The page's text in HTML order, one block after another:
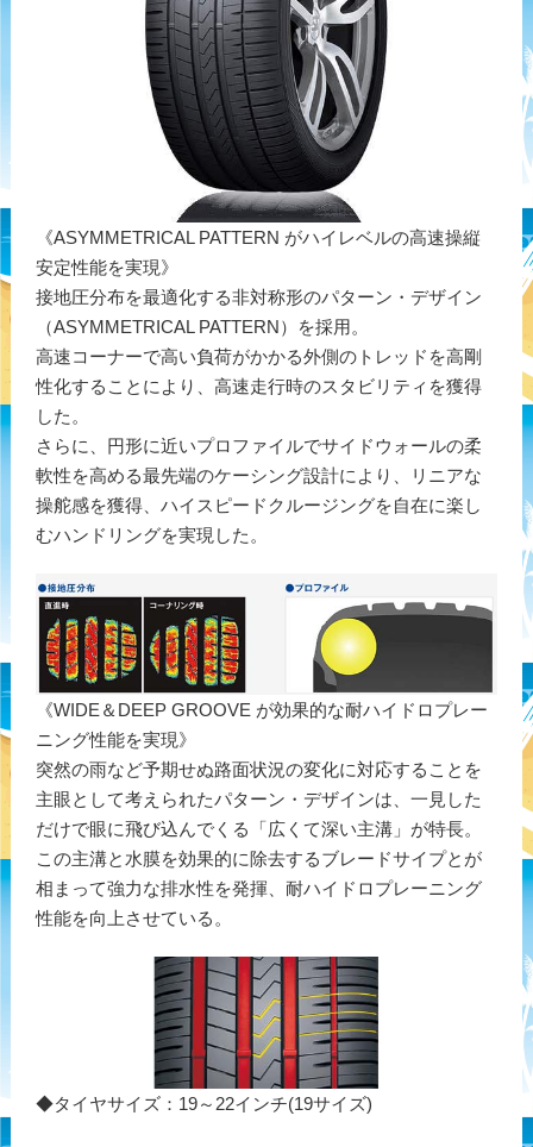
《ASYMMETRICAL PATTERN がハイレベルの高速操縦
安定性能を実現》
接地圧分布を最適化する非対称形のパターン・デザイン
（ASYMMETRICAL PATTERN）を採用。
高速コーナーで高い負荷がかかる外側のトレッドを高剛
性化することにより、高速走行時のスタビリティを獲得
した。
さらに、円形に近いプロファイルでサイドウォールの柔
軟性を高める最先端のケーシング設計により、リニアな
操舵感を獲得、ハイスピードクルージングを自在に楽し
むハンドリングを実現した。
《WIDE＆DEEP GROOVE が効果的な耐ハイドロプレー
ニング性能を実現》
突然の雨など予期せぬ路面状況の変化に対応することを
主眼として考えられたパターン・デザインは、一見した
だけで眼に飛び込んでくる「広くて深い主溝」が特長。
この主溝と水膜を効果的に除去するブレードサイプとが
相まって強力な排水性を発揮、耐ハイドロプレーニング
性能を向上させている。
◆タイヤサイズ：19～22インチ(19サイズ)